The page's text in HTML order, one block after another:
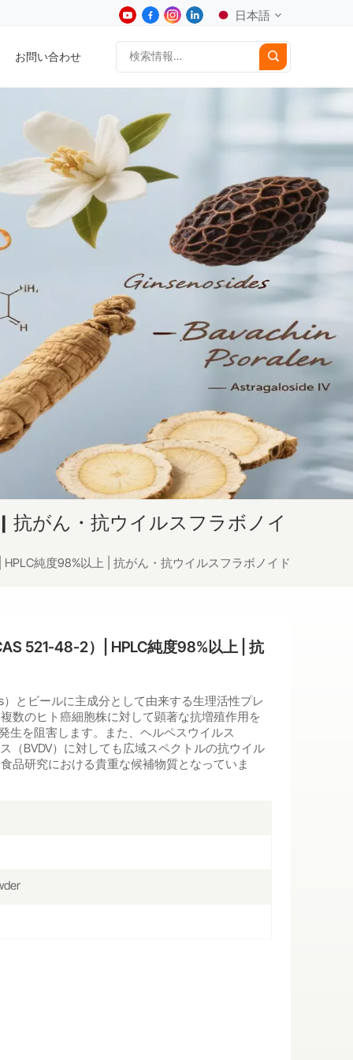
日本語
Español
日本語
한국어
お問い合わせ
がん・抗ウイルスフラボノイ
純度98%以上 | 抗がん・抗ウイルスフラボノイド
521-48-2）| HPLC純度98%以上 | 抗
とビールに主成分として由来する生理活性プレ
数のヒト癌細胞株に対して顕著な抗増殖作用を
生を阻害します。また、ヘルペスウイルス
（BVDV）に対しても広域スペクトルの抗ウイル
品研究における貴重な候補物質となっていま